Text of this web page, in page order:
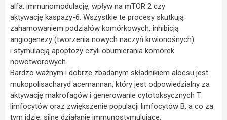
alfa, immunomodulację, wpływ na mTOR 2 czy
aktywację kaspazy-6. Wszystkie te procesy skutkują
zahamowaniem podziałów komórkowych, inhibicją
angiogenezy (tworzenia nowych naczyń krwionośnych)
i stymulacją apoptozy czyli obumierania komórek
nowotworowych.
Bardzo ważnym i dobrze zbadanym składnikiem aloesu jest
mukopolisacharyd acemannan, który jest odpowiedzialny za
aktywację makrofagów i generowanie cytotoksycznych T
limfocytów oraz zwiększenie populacji limfocytów B, a co za
tym idzie, silne działanie immunostymulujące.